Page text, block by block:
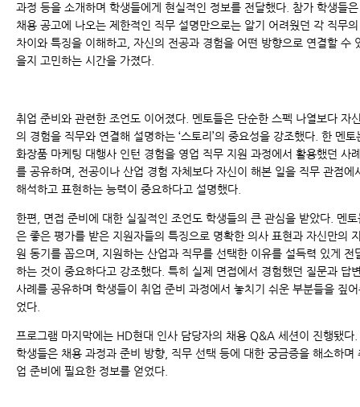
과정 등을 소개하며 학생들에게 현실적인 정보를 전달했다. 참가 학생들은
채용 공고에 나오는 제한적인 직무 설명만으로는 알기 어려웠던 각 직무의
차이와 특징을 이해하고, 자신의 전공과 경험을 어떤 방향으로 연결할 수
을지 고민하는 시간을 가졌다.
취업 준비와 관련한 조언도 이어졌다. 멘토들은 단순한 스펙 나열보다 자
의 경험을 직무와 연결해 설명하는 ‘스토리’의 중요성을 강조했다. 한 멘토
화장품 마케팅 대행사 인턴 경험을 영업 직무 지원 과정에서 활용했던 사
를 공유하며, 전공이나 산업 경험 자체보다 자신이 해본 일을 직무 관점에
해석하고 표현하는 능력이 중요하다고 설명했다.
한편, 면접 준비에 대한 실질적인 조언도 학생들의 큰 관심을 받았다. 멘토
은 좋은 평가를 받은 지원자들의 특징으로 명확한 의사 표현과 자신만의
원 동기를 꼽으며, 지원하는 산업과 직무를 선택한 이유를 설득력 있게 전
하는 것이 중요하다고 강조했다. 특히 실제 면접에서 경험했던 질문과 답
사례를 공유하며 학생들이 취업 준비 과정에서 놓치기 쉬운 부분들을 짚
었다.
프로그램 마지막에는 HD현대 인사 담당자의 채용 Q&A 세션이 진행됐다.
학생들은 채용 과정과 준비 방향, 직무 선택 등에 대한 궁금증을 해소하며
업 준비에 필요한 정보를 얻었다.